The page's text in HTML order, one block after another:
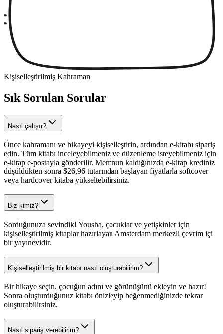
Kişiselleştirilmiş Kahraman
Sık Sorulan Sorular
Nasıl çalışır?
Önce kahramanı ve hikayeyi kişiselleştirin, ardından e-kitabı sipariş
edin. Tüm kitabı inceleyebilmeniz ve düzenleme isteyebilmeniz için
e-kitap e-postayla gönderilir. Memnun kaldığınızda e-kitap krediniz
düşüldükten sonra $26,96 tutarından başlayan fiyatlarla softcover
veya hardcover kitaba yükseltebilirsiniz.
Biz kimiz?
Sorduğunuza sevindik! Yousha, çocuklar ve yetişkinler için
kişiselleştirilmiş kitaplar hazırlayan Amsterdam merkezli çevrim içi
bir yayınevidir.
Kişiselleştirilmiş bir kitabı nasıl oluşturabilirim?
Bir hikaye seçin, çocuğun adını ve görünüşünü ekleyin ve hazır!
Sonra oluşturduğunuz kitabı önizleyip beğenmediğinizde tekrar
oluşturabilirsiniz.
Nasıl sipariş verebilirim?